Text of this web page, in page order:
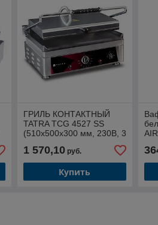
ГРИЛЬ КОНТАКТНЫЙ
TATRA TCG 4527 SS
(510х500х300 мм, 230В, 3
поверхности гладкие)
1 570,10руб.
Купить